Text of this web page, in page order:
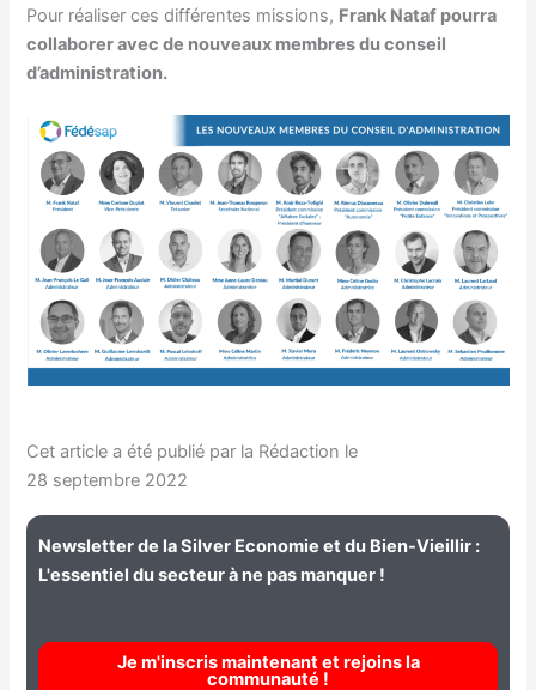
Pour réaliser ces différentes missions, Frank Nataf pourra
collaborer avec de nouveaux membres du conseil
d’administration.
Cet article a été publié par la Rédaction le
28 septembre 2022
Newsletter de la Silver Economie et du Bien-Vieillir :
L'essentiel du secteur à ne pas manquer !
Je m'inscris maintenant et rejoins la
communauté !